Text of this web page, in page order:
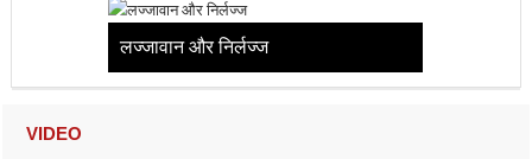
लज्जावान और निर्लज्ज
VIDEO